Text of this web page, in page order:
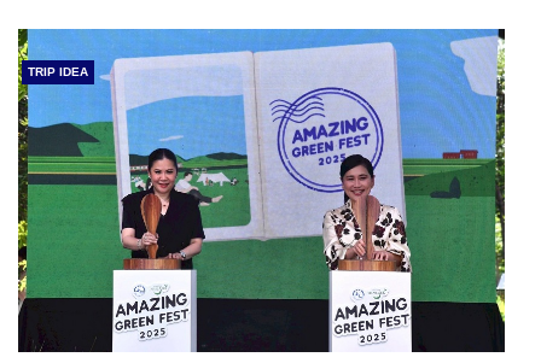
TRIP IDEA